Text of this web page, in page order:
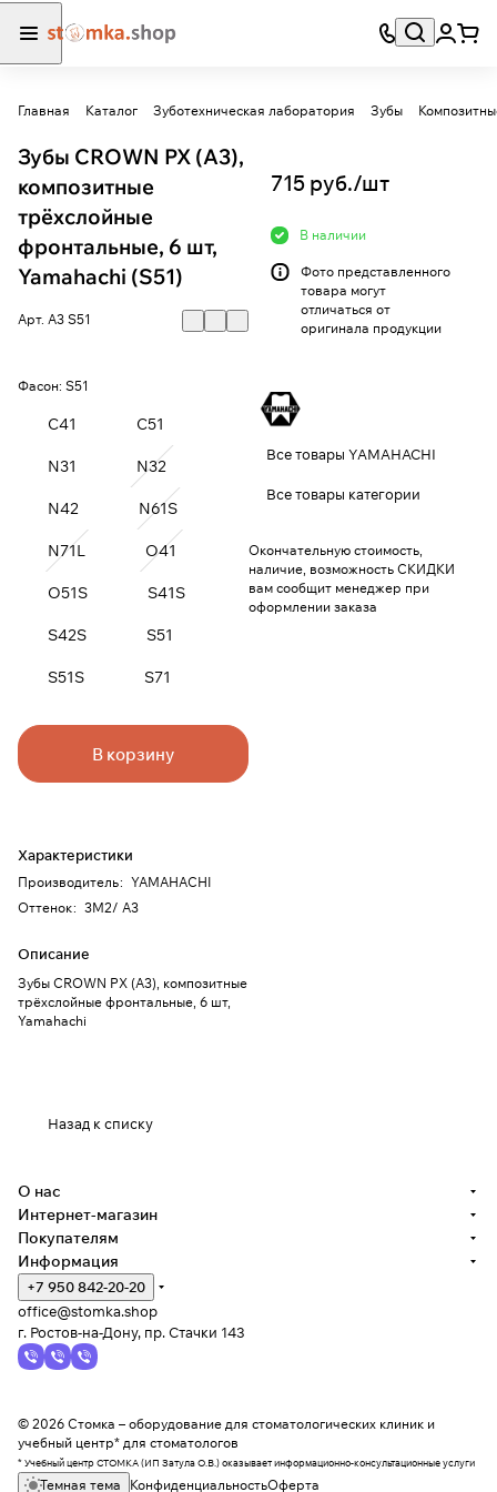
Главная Каталог Зуботехническая лаборатория Зубы
Зубы CROWN PX (A3),
композитные
трёхслойные
фронтальные, 6 шт,
Yamahachi (S51)
Арт. A3 S51
Фасон: S51
C41 C51
N31 N32
N42 N61S
N71L O41
O51S S41S
S42S S51
S51S S71
В корзину
Характеристики
Производитель: YAMAHACHI
Оттенок: 3M2/ A3
Описание
Зубы CROWN PX (A3), композитные
трёхслойные фронтальные, 6 шт,
Yamahachi
715 руб./шт
В наличии
Фото представленного
товара могут
отличаться от
оригинала продукции
Все товары YAMAHACHI
Все товары категории
Окончательную стоимость,
наличие, возможность СКИДКИ
вам сообщит менеджер при
оформлении заказа
Назад к списку
О нас
Интернет-магазин
Покупателям
Информация
+7 950 842-20-20
office@stomka.shop
г. Ростов-на-Дону, пр. Стачки 143
© 2026 Стомка – оборудование для стоматологических клиник и
учебный центр* для стоматологов
* Учебный центр СТОМКА (ИП Затула О.В.) оказывает информационно-консультационные услуги
Темная тема КонфиденциальностьОферта